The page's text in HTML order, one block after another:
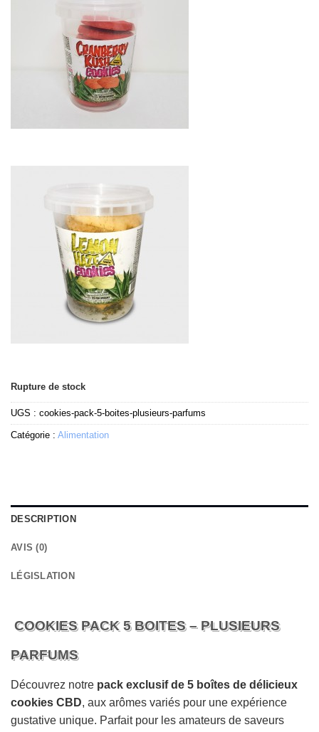
Rupture de stock
UGS : cookies-pack-5-boites-plusieurs-parfums
Catégorie : Alimentation
DESCRIPTION
AVIS (0)
LÉGISLATION
COOKIES PACK 5 BOITES – PLUSIEURS
PARFUMS
Découvrez notre pack exclusif de 5 boîtes de délicieux
cookies CBD, aux arômes variés pour une expérience
gustative unique. Parfait pour les amateurs de saveurs